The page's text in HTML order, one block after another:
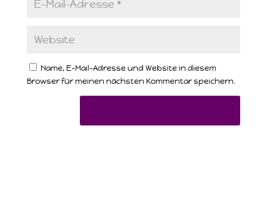
Name, E-Mail-Adresse und Website in diesem
Browser für meinen nächsten Kommentar speichern.